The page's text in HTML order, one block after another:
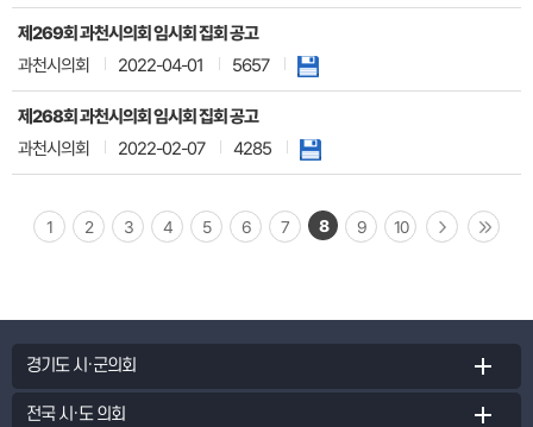
제269회 과천시의회 임시회 집회 공고
과천시의회
2022-04-01 5657
제268회 과천시의회 임시회 집회 공고
과천시의회
2022-02-07 4285
1 2 3 4 5 6 7 8 9 10
경기도 시·군의회
전국 시·도 의회